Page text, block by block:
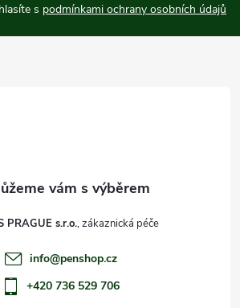
s podmínkami ochrany osobních údajů
PRAGUE s.r.o.
info@penshop.cz
+420 736 529 706